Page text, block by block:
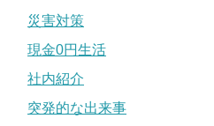
災害対策
現金0円生活
社内紹介
突発的な出来事